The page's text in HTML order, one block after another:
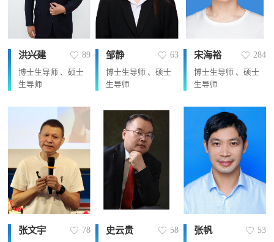
洪兴建 89
博士生导师 、硕士
生导师
邹静 63
博士生导师 、硕士
生导师
宋海裕 284
博士生导师 、硕士
生导师
张文宇 78 史云贵 58 张帆 53